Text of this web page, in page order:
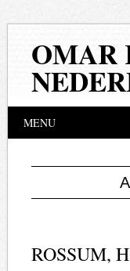
OMAR
springen
MENU
ROSSUM,